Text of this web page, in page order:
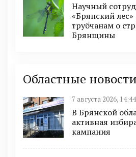
Научный
«Брянский лес»
трубчанам о
Брянщины
Областные новости
7 августа 2026, 14:44
В Брянской
активная
кампания